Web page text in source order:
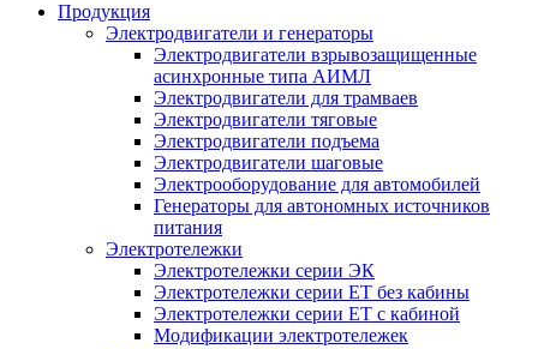
Продукция
Электродвигатели и генераторы
Электродвигатели взрывозащищенные
асинхронные типа АИМЛ
Электродвигатели для трамваев
Электродвигатели тяговые
Электродвигатели подъема
Электродвигатели шаговые
Электрооборудование для автомобилей
Генераторы для автономных источников
питания
Электротележки
Электротележки серии ЭК
Электротележки серии ЕТ без кабины
Электротележки серии ЕТ с кабиной
Модификации электротележек